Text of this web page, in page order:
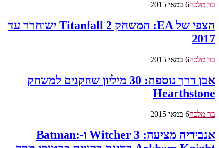
בר מלכה6 במאי 2015
הצפי של EA: המשחק Titanfall 2 ישוחרר עד
2017
בר מלכה6 במאי 2015
אבן דרך נוספת: 30 מיליון שחקנים למשחק
Hearthstone
בר מלכה6 במאי 2015
אנבידיה מציעה: Witcher 3 ו-Batman: